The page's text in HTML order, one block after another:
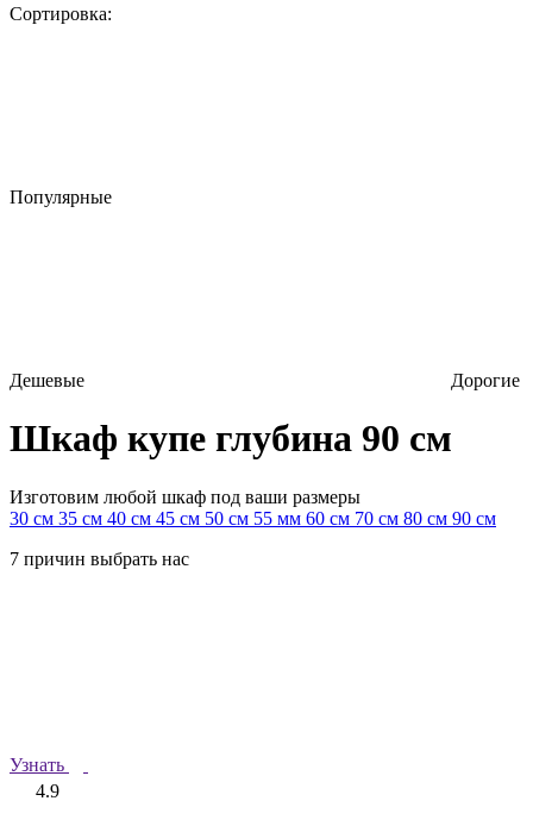
Сортировка:
Популярные
Дешевые Дорогие
Шкаф купе глубина 90 см
Изготовим любой шкаф под ваши размеры
30 см 35 см 40 см 45 см 50 см 55 мм 60 см 70 см 80 см 90 см
7 причин выбрать нас
Узнать
4.9